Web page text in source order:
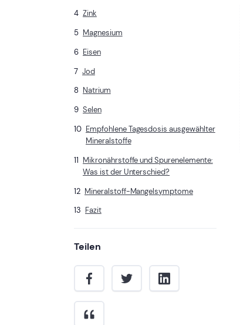
Zink
Magnesium
Eisen
Jod
Natrium
Selen
Empfohlene Tagesdosis ausgewählter
Mineralstoffe
Mikronährstoffe und Spurenelemente:
Was ist der Unterschied?
Mineralstoff-Mangelsymptome
Fazit
Teilen